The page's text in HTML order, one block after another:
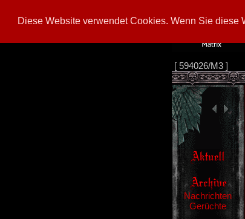
Diese Website verwendet Cookies. Wenn Sie
[ 594026/M3]
Nachrichten
Gerüchte